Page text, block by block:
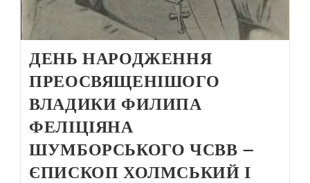
ДЕНЬ НАРОДЖЕННЯ
ПРЕОСВЯЩЕНІШОГО
ВЛАДИКИ ФИЛИПА
ФЕЛІЦІЯНА
ШУМБОРСЬКОГО ЧСВВ –
ЄПИСКОП ХОЛМСЬКИЙ І